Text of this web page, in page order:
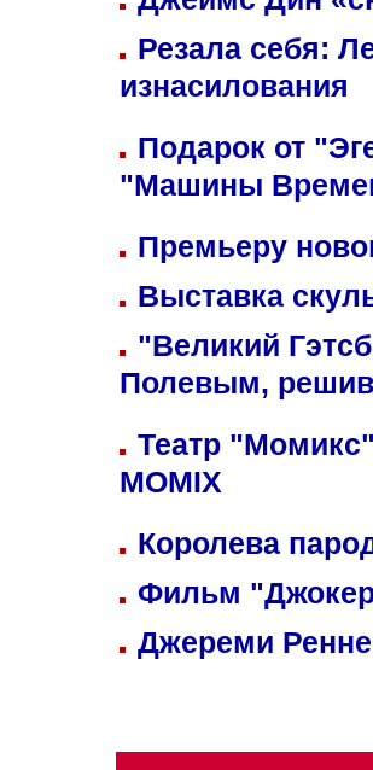
Резала себя:
изнасилования
Подарок от
"Машины
Премьеру
Выставка
"Великий
Полевым,
Театр
MOMIX
Королева
Фильм
Джереми